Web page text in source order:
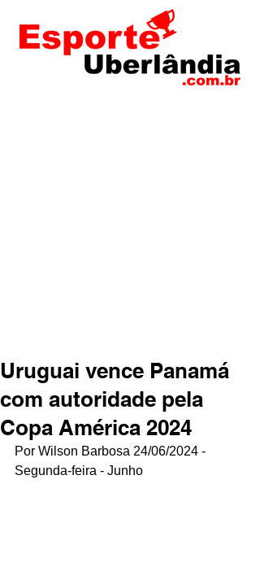
Uruguai vence Panamá
com autoridade pela
Copa América 2024
Por Wilson Barbosa 24/06/2024 -
Segunda-feira - Junho